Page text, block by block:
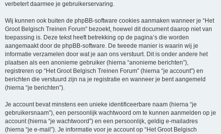
verbetert daarmee je gebruikerservaring.
Wij kunnen ook buiten de phpBB-software cookies aanmaken wanneer je “Het
Groot Belgisch Treinen Forum” bezoekt, hoewel dit document daarop niet van
toepassing is. Deze tekst heeft betrekking op de pagina’s die worden
aangemaakt door de phpBB-software. De tweede manier is waarin wij je
informatie verzamelen door wat je aan ons verstuurt. Dit is onder andere het
plaatsen als een anonieme gebruiker (hierna “anonieme berichten”),
registreren op “Het Groot Belgisch Treinen Forum” (hierna “je account”) en
berichten die verstuurd zijn na je registratie en wanneer je bent aangemeld
(hierna “je berichten”).
Je account bevat minstens een unieke identificeerbare naam (hierna “je
gebruikersnaam”), een persoonlijk wachtwoord om te kunnen aanmelden op je
account (hierna “je wachtwoord”) en een persoonlijk, geldig e-mailadres
(hierna “je e-mail”). Je informatie voor je account op “Het Groot Belgisch